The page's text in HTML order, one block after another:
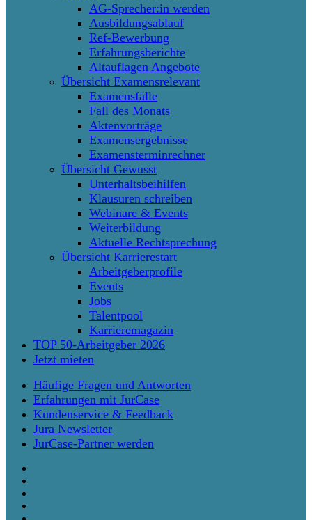
AG-Sprecher:in werden
Ausbildungsablauf
Ref-Bewerbung
Erfahrungsberichte
Altauflagen Angebote
Übersicht Examensrelevant
Examensfälle
Fall des Monats
Aktenvorträge
Examensergebnisse
Examensterminrechner
Übersicht Gewusst
Unterhaltsbeihilfen
Klausuren schreiben
Webinare & Events
Weiterbildung
Aktuelle Rechtsprechung
Übersicht Karrierestart
Arbeitgeberprofile
Events
Jobs
Talentpool
Karrieremagazin
TOP 50-Arbeitgeber 2026
Jetzt mieten
Häufige Fragen und Antworten
Erfahrungen mit JurCase
Kundenservice & Feedback
Jura Newsletter
JurCase-Partner werden